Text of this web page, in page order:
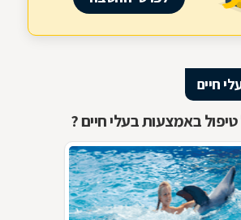
חיים
באמצעות בעלי חיים ?